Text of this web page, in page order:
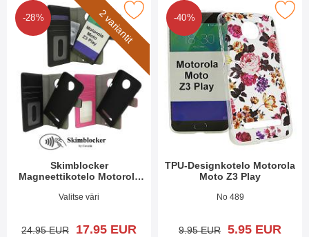
2 variantit
-28%
Skimblocker
Magneettikotelo Motorola
Tuote.nro 28241
Valitse väri
vanha hinta
24.95 EUR uusi hinta
17.95 EUR
Magneettikotelo Motorola Moto Z3 Play suosikiksi
-40%
TPU-Designkotelo Motorola
Moto Z3 Play
Tuote.nro 28188
No 489
vanha hinta
9.95 EUR uusi hinta
5.95 EUR
Merkitse tPU-Designkotelo